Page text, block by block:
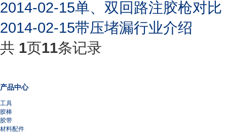
2014-02-15单、双回路注胶枪对比
2014-02-15带压堵漏行业介绍
共 1页11条记录
产品中心
工具
胶棒
胶带
材料配件